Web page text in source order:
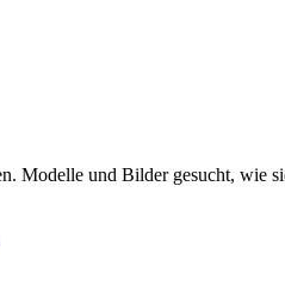
Modelle und Bilder gesucht, wie